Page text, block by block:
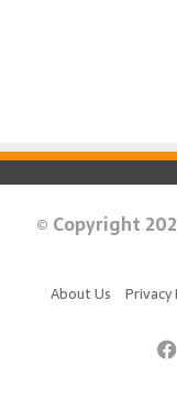
© Copyright
About Us Privacy